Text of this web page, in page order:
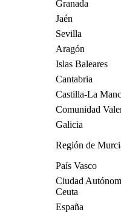
Granada
Jaén
Sevilla
Aragón
Islas Baleares
Cantabria
Castilla-La
Comunidad
Galicia
Región de
País Vasco
Ciudad
Ceuta
España